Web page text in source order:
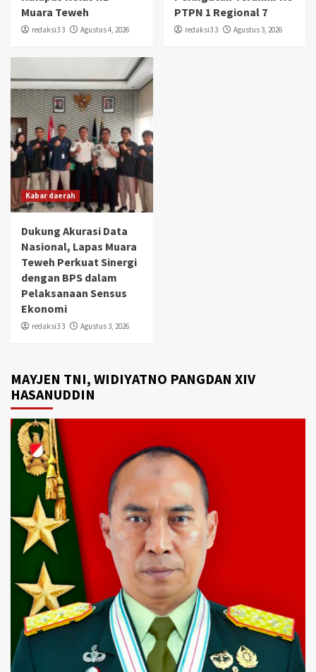
Muara Teweh
redaksi3 3 Agustus 4, 2026
PTPN 1 Regional 7
redaksi3 3 Agustus 3, 2026
Kabar daerah
Dukung Akurasi Data
Nasional, Lapas Muara
Teweh Perkuat Sinergi
dengan BPS dalam
Pelaksanaan Sensus
Ekonomi
redaksi3 3 Agustus 3, 2026
MAYJEN TNI, WIDIYATNO PANGDAN XIV
HASANUDDIN